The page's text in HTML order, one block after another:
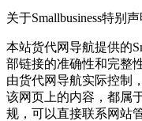
关于Smallbusiness特别声
本站货代网导航提供的
部链接的准确性和完整
由货代网导航实际控制
该网页上的内容，都属
规，可以直接联系网站